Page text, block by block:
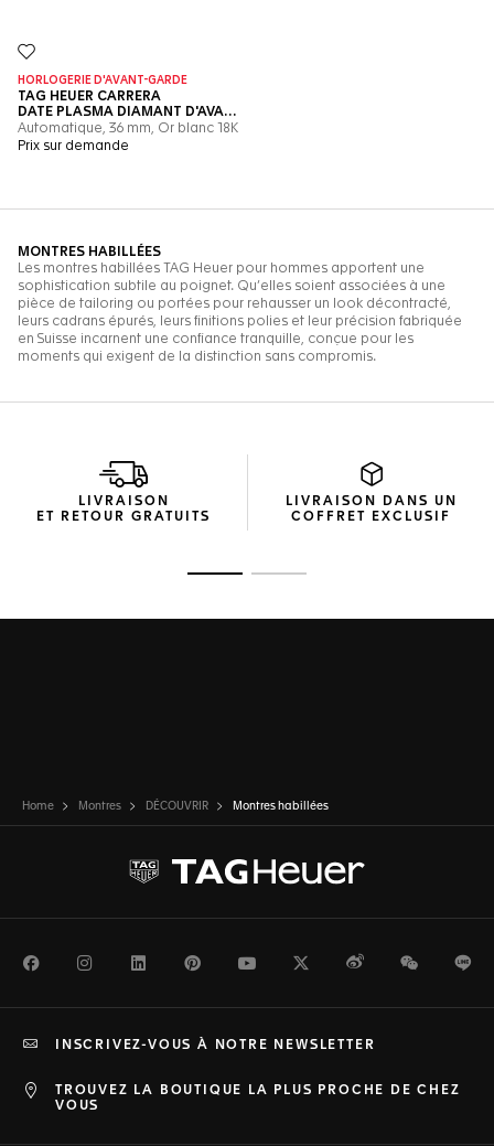
LIVRAISON
ET RETOUR GRATUITS
LIVRAISON DANS UN
COFFRET EXCLUSIF
Home Montres DÉCOUVRIR Montres habillées
FacebookInstagramLinkedInPinterestYoutubeTwitterWeiboWeChat
TROUVEZ LA BOUTIQUE LA PLUS PROCHE DE CHEZ
VOUS
INSCRIVEZ-VOUS À NOTRE NEWSLETTER